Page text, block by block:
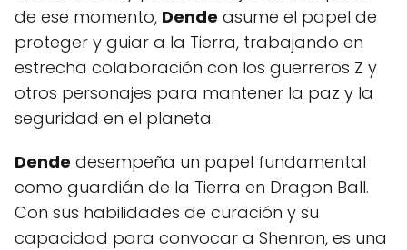
de ese momento, Dende asume el papel de
proteger y guiar a la Tierra, trabajando en
estrecha colaboración con los guerreros Z y
otros personajes para mantener la paz y la
seguridad en el planeta.
Dende desempeña un papel fundamental
como guardián de la Tierra en Dragon Ball.
Con sus habilidades de curación y su
capacidad para convocar a Shenron, es una